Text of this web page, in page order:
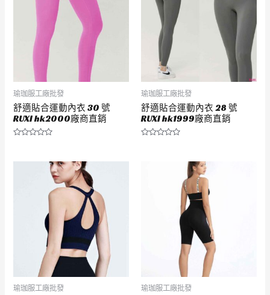
瑜珈服工廠批發
舒適貼合運動內衣 30 號
RUXI hk2000廠商直銷
瑜珈服工廠批發
舒適貼合運動內衣 28 號
RUXI hk1999廠商直銷
瑜珈服工廠批發 瑜珈服工廠批發